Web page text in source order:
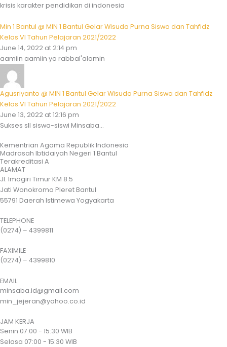
krisis karakter pendidikan di indonesia
Min 1 Bantul @ MIN 1 Bantul Gelar Wisuda Purna Siswa dan Tahfidz
Kelas VI Tahun Pelajaran 2021/2022
June 14, 2022 at 2:14 pm
aamiin aamiin ya rabbal'alamin
Agusriyanto @ MIN 1 Bantul Gelar Wisuda Purna Siswa dan Tahfidz
Kelas VI Tahun Pelajaran 2021/2022
June 13, 2022 at 12:16 pm
Sukses sll siswa-siswi Minsaba...
Kementrian Agama Republik Indonesia
Madrasah Ibtidaiyah Negeri 1 Bantul
Terakreditasi A
ALAMAT
Jl. Imogiri Timur KM 8.5
Jati Wonokromo Pleret Bantul
55791 Daerah Istimewa Yogyakarta
TELEPHONE
(0274) – 4399811
FAXIMILE
(0274) – 4399810
EMAIL
minsaba.id@gmail.com
min_jejeran@yahoo.co.id
JAM KERJA
Senin 07:00 - 15:30 WIB
Selasa 07:00 - 15:30 WIB